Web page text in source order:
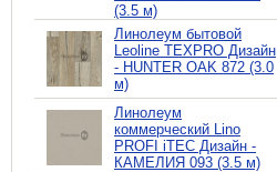
(3.5 м)
Линолеум бытовой
Leoline TEXPRO Дизайн
- HUNTER OAK 872 (3.0
м)
Линолеум
коммерческий Lino
PROFI iTEC Дизайн -
КАМЕЛИЯ 093 (3.5 м)